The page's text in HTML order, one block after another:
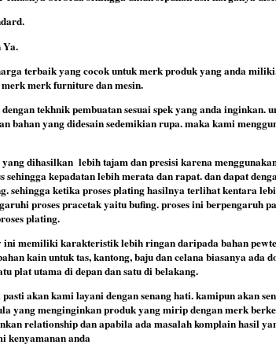
Ya.
terbaik yang cocok untuk merk produk yang anda
merk furniture dan mesin.
tekhnik pembuatan sesuai spek yang anda inginkan.
bahan yang didesain sedemikian rupa. maka kami
dihasilkan lebih tajam dan presisi karena
sehingga kepadatan lebih merata dan rapat. dan dapat
sehingga ketika proses plating hasilnya terlihat kentara
proses pracetak yaitu bufing. proses ini berpengaruh
plating.
memiliki karakteristik lebih ringan daripada bahan
kain untuk tas, kantong, baju dan celana biasanya ada
plat utama di depan dan satu di belakang.
akan kami layani dengan senang hati. kamipun akan
yang menginginkan produk yang mirip dengan merk
relationship dan apabila ada masalah komplain hasil
kenyamanan anda